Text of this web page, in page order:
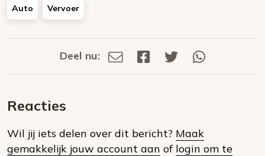
Auto Vervoer
Deel
social
Deel nu:
Deel
Deel
Deel
Reacties
Wil jij iets delen over dit bericht? Maak
gemakkelijk jouw account aan of login om te